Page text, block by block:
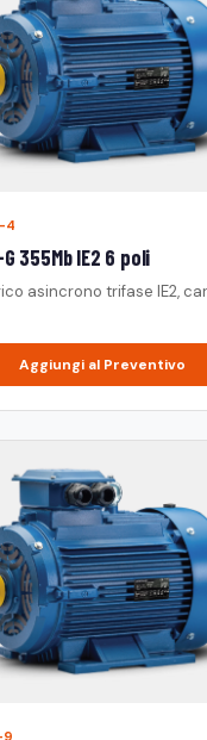
4
355Mb IE2 6 poli
asincrono trifase IE2,
Aggiungi al Preventivo
9